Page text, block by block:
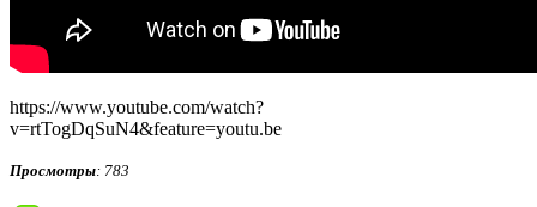
https://www.youtube.com/watch?
v=rtTogDqSuN4&feature=youtu.be
Просмотры: 783